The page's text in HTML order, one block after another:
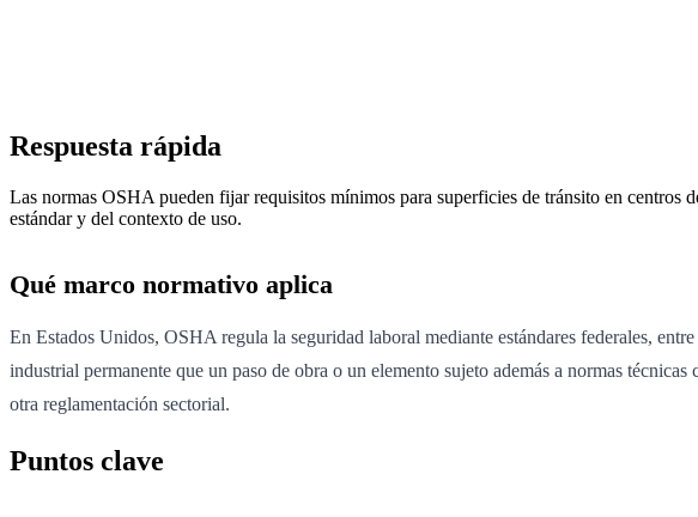
Respuesta rápida
Las normas OSHA pueden fijar requisitos mínimos para superficies de tránsito en
estándar y del contexto de uso.
Qué marco normativo aplica
En Estados Unidos, OSHA regula la seguridad laboral mediante estándares federales,
industrial permanente que un paso de obra o un elemento sujeto además a normas
otra reglamentación sectorial.
Puntos clave